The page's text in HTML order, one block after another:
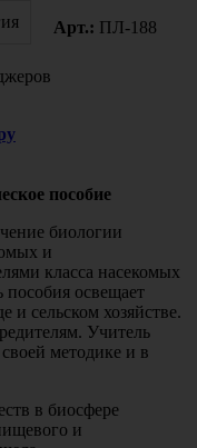
Арт.: ПЛ-188
пособие
биологии
и
класса насекомых
пособия освещает
и сельском хозяйстве.
Учитель
методике и в
в биосфере
и